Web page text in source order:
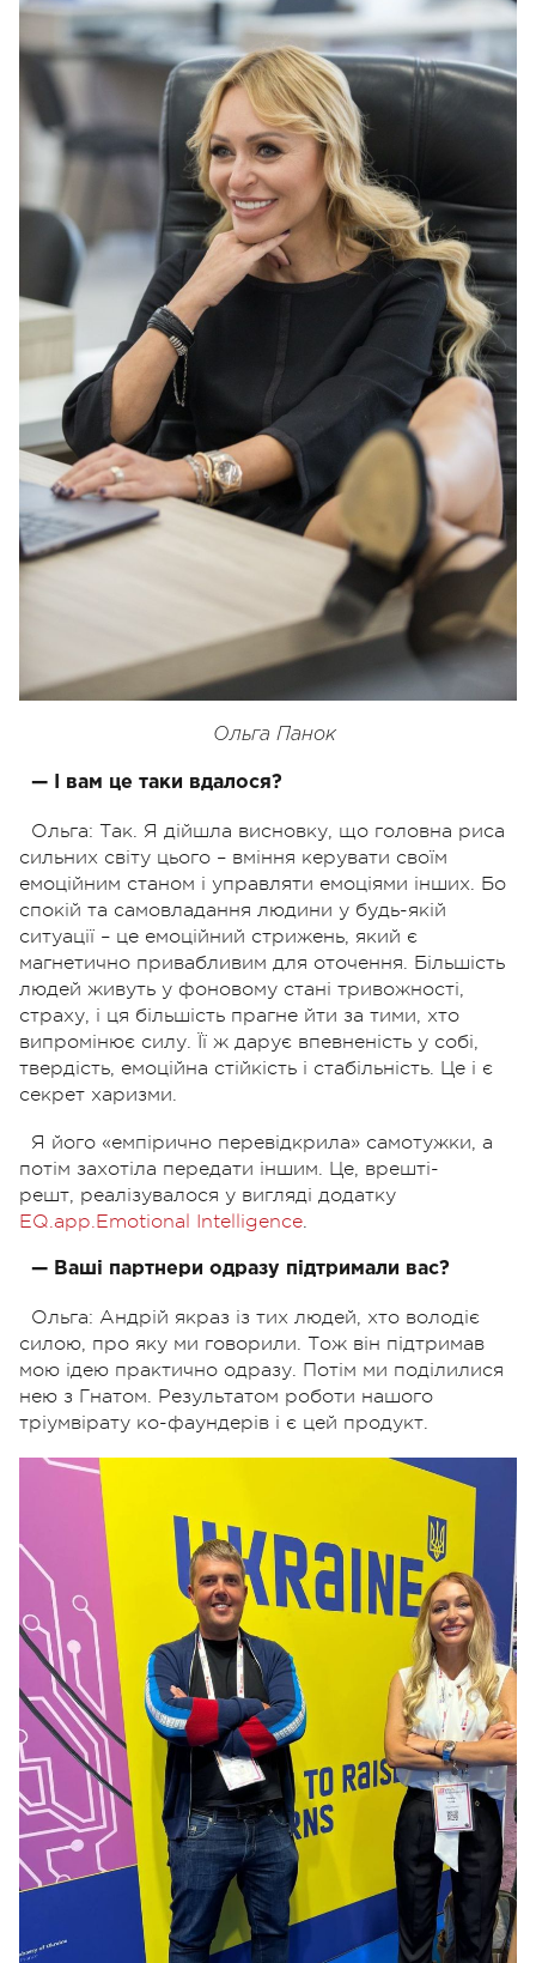
Ольга Панок
— І вам це таки вдалося?
Ольга: Так. Я дійшла висновку, що головна риса
сильних світу цього – вміння керувати своїм
емоційним станом і управляти емоціями інших. Бо
спокій та самовладання людини у будь-якій
ситуації – це емоційний стрижень, який є
магнетично привабливим для оточення. Більшість
людей живуть у фоновому стані тривожності,
страху, і ця більшість прагне йти за тими, хто
випромінює силу. Її ж дарує впевненість у собі,
твердість, емоційна стійкість і стабільність. Це і є
секрет харизми.
Я його «емпірично перевідкрила» самотужки, а
потім захотіла передати іншим. Це, врешті-
решт, реалізувалося у вигляді додатку
EQ.app.Emotional Intelligence.
— Ваші партнери одразу підтримали вас?
Ольга: Андрій якраз із тих людей, хто володіє
силою, про яку ми говорили. Тож він підтримав
мою ідею практично одразу. Потім ми поділилися
нею з Гнатом. Результатом роботи нашого
тріумвірату ко-фаундерів і є цей продукт.